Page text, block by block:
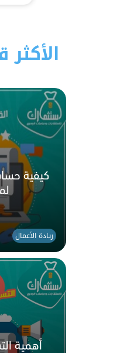
الأكثر
كيفية
ريادة الأعمال
أهمية